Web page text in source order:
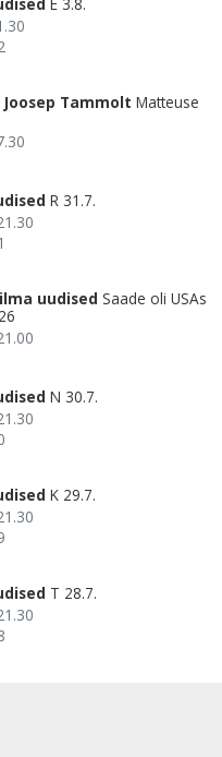
Tammolt Matteuse
R 31.7.
uudised Saade oli USAs
N 30.7.
K 29.7.
T 28.7.